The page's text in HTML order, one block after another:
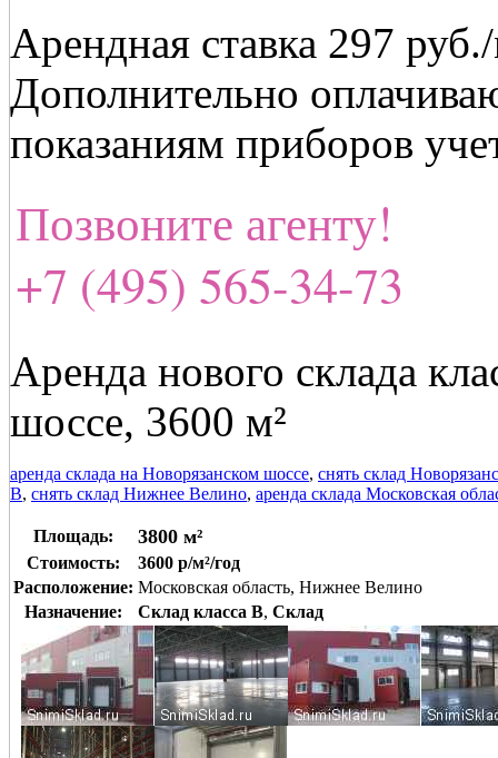
Арендная ставка 297
Дополнительно
показаниям приборов
Позвоните агенту!
+7 (495) 565-34-73
Аренда нового склада
шоссе, 3600 м²
аренда склада на Новорязанском шоссе, снять склад
В, снять склад Нижнее Велино, аренда склада Московская
Площадь: 3800 м²
Стоимость:
3600 р/м²/год
Расположение: Московская область, Нижнее Велино
Назначение:
Склад класса B, Склад